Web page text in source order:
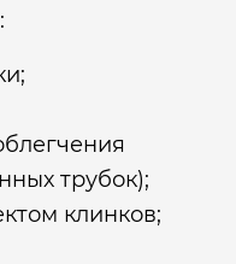
трубок);
клинков;